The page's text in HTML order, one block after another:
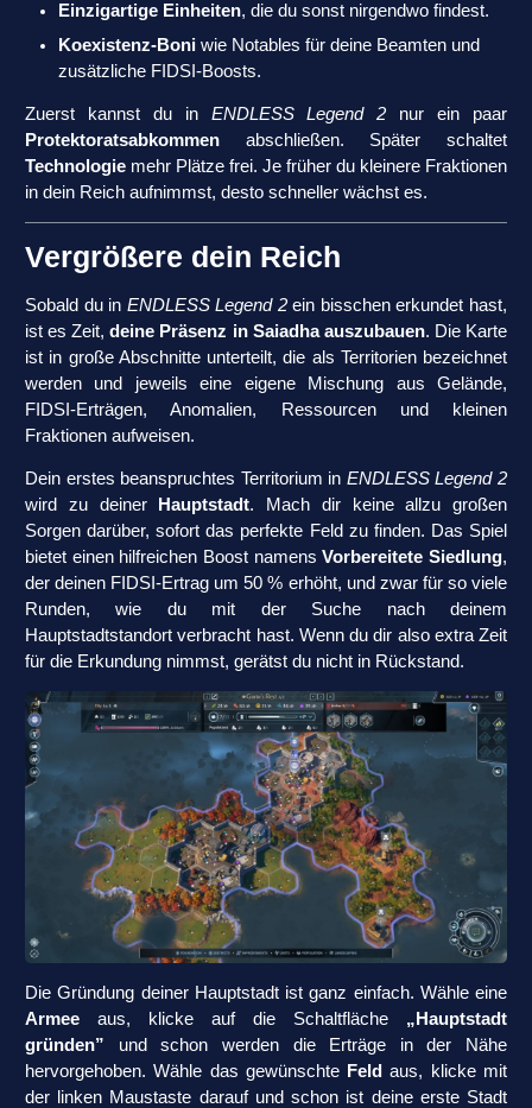
Einzigartige Einheiten, die du sonst nirgendwo findest.
Koexistenz-Boni wie Notables für deine Beamten und
zusätzliche FIDSI-Boosts.
Zuerst kannst du in ENDLESS Legend 2 nur ein paar
Protektoratsabkommen abschließen. Später schaltet
Technologie mehr Plätze frei. Je früher du kleinere Fraktionen
in dein Reich aufnimmst, desto schneller wächst es.
Vergrößere dein Reich
Sobald du in ENDLESS Legend 2ein bisschen erkundet hast,
ist es Zeit,deine Präsenz in Saiadha auszubauen. Die Karte
ist in große Abschnitte unterteilt, die als Territorien bezeichnet
werden und jeweils eine eigene Mischung aus Gelände,
FIDSI-Erträgen, Anomalien, Ressourcen und kleinen
Fraktionen aufweisen.
Dein erstes beanspruchtes Territorium in ENDLESS Legend 2
wird zu deiner
Hauptstadt. Mach dir keine allzu großen
Sorgen darüber, sofort das perfekte Feld zu finden. Das Spiel
bietet einen hilfreichen Boost namensVorbereitete Siedlung,
der deinen FIDSI-Ertrag um 50 % erhöht, und zwar für so viele
Runden, wie du mit der Suche nach deinem
Hauptstadtstandort verbracht hast. Wenn du dir also extra Zeit
für die Erkundung nimmst, gerätst du nicht in Rückstand.
Die Gründung deiner Hauptstadt ist ganz einfach. Wähle eine
Armee aus, klicke auf die Schaltfläche „Hauptstadt
gründen” und schon werden die Erträge in der Nähe
hervorgehoben. Wähle das gewünschte Feld aus, klicke mit
der linken Maustaste darauf und schon ist deine erste Stadt